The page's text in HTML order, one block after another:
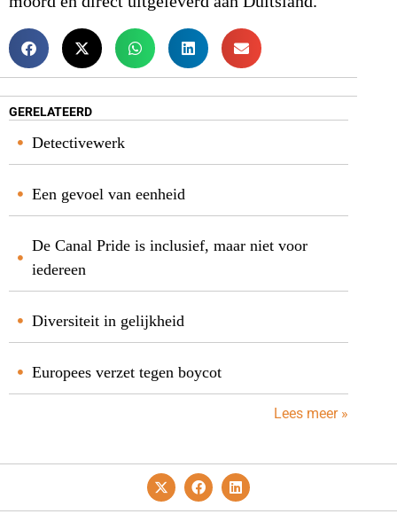
GERELATEERD
Detectivewerk
Een gevoel van eenheid
De Canal Pride is inclusief, maar niet voor
iedereen
Diversiteit in gelijkheid
Europees verzet tegen boycot
Lees meer »